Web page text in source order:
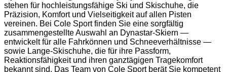
stehen für hochleistungsfähige Ski und Skischuhe, die
Präzision, Komfort und Vielseitigkeit auf allen Pisten
vereinen. Bei Cole Sport finden Sie eine sorgfältig
zusammengestellte Auswahl an Dynastar-Skiern —
entwickelt für alle Fahrkönnen und Schneeverhältnisse —
sowie Lange-Skischuhe, die für ihre Passform,
Reaktionsfähigkeit und ihren ganztägigen Tragekomfort
bekannt sind. Das Team von Cole Sport berät Sie kompetent